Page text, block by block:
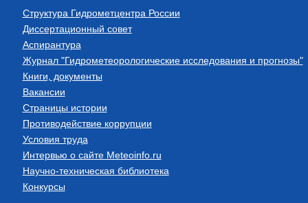
Структура Гидрометцентра России
Диссертационный совет
Аспирантура
Журнал "Гидрометеорологические исследования и прогнозы"
Книги, документы
Вакансии
Страницы истории
Противодействие коррупции
Условия труда
Интервью о сайте Meteoinfo.ru
Научно-техническая библиотека
Конкурсы